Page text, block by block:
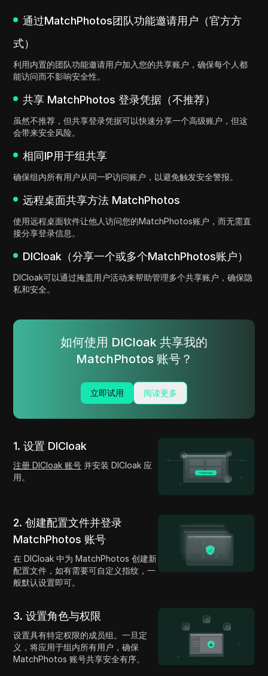
通过MatchPhotos团队功能邀请用户（官方方
式）
利用内置的团队功能邀请用户加入您的共享账户，确保每个人都
能访问而不影响安全性。
共享 MatchPhotos 登录凭据（不推荐）
虽然不推荐，但共享登录凭据可以快速分享一个高级账户，但这
会带来安全风险。
相同IP用于组共享
确保组内所有用户从同一IP访问账户，以避免触发安全警报。
远程桌面共享方法 MatchPhotos
使用远程桌面软件让他人访问您的MatchPhotos账户，而无需直
接分享登录信息。
DICloak（分享一个或多个MatchPhotos账户）
DICloak可以通过掩盖用户活动来帮助管理多个共享账户，确保隐
私和安全。
如何使用 DICloak 共享我的
MatchPhotos 账号？
立即试用 阅读更多
1. 设置 DICloak
注册 DICloak 账号 并安装 DICloak 应
用。
2. 创建配置文件并登录
MatchPhotos 账号
在 DICloak 中为 MatchPhotos 创建新
配置文件，如有需要可自定义指纹，一
般默认设置即可。
3. 设置角色与权限
设置具有特定权限的成员组。一旦定
义，将应用于组内所有用户，确保
MatchPhotos 账号共享安全有序。